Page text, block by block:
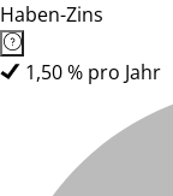
Haben-Zins
1,50 % pro Jahr